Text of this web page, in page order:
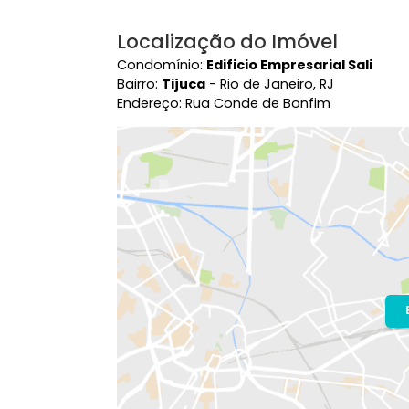
Área Comum
Segurança 24 horas
Localização do Imóvel
Condomínio:Edificio Empresarial
Tijuca - Rio de Janeiro, RJ
Endereço: Rua Conde de Bonfim